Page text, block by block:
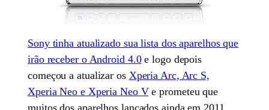
Sony tinha atualizado sua lista dos aparelhos que
irão receber o Android 4.0e logo depois
começou a atualizar os Xperia Arc, Arc S,
Xperia Neo e Xperia Neo Ve prometeu que